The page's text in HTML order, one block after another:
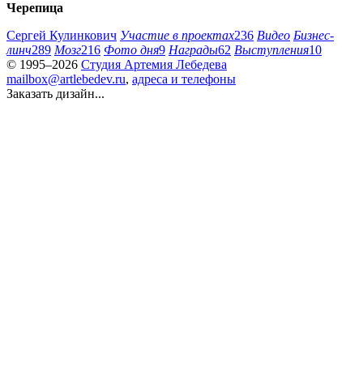
Черепица
Сергей Кулинкович Участие в проектах236 Видео Бизнес-
линч289 Мозг216 Фото дня9 Награды62 Выступления10
© 1995–2026 Студия Артемия Лебедева
mailbox@artlebedev.ru, адреса и телефоны
Заказать дизайн...